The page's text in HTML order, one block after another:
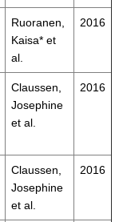
Ruoranen,
Kaisa* et
al.
2016
Claussen,
Josephine
et al.
2016
Claussen,
Josephine
et al.
2016